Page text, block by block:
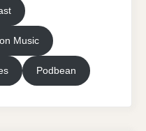
Music
Podbean